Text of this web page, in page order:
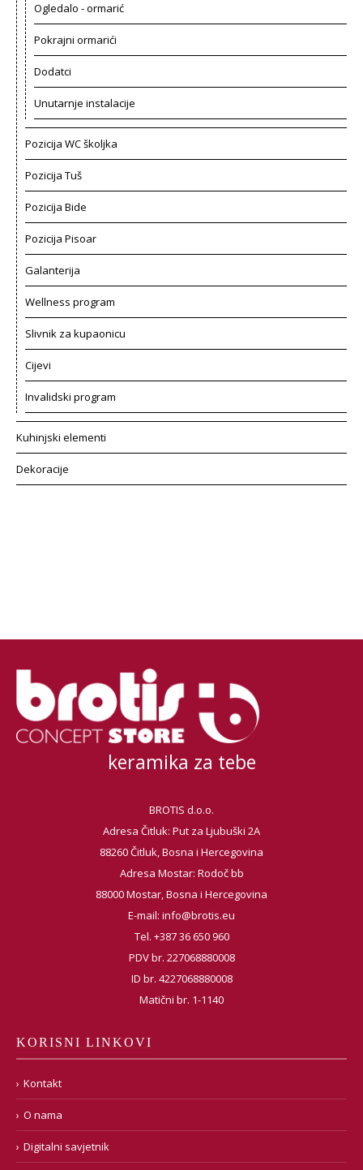
Ogledalo - ormarić
Pokrajni ormarići
Dodatci
Unutarnje instalacije
Pozicija WC školjka
Pozicija Tuš
Pozicija Bide
Pozicija Pisoar
Galanterija
Wellness program
Slivnik za kupaonicu
Cijevi
Invalidski program
Kuhinjski elementi
Dekoracije
keramika za tebe
BROTIS d.o.o.
Adresa Čitluk: Put za Ljubuški 2A
88260 Čitluk, Bosna i Hercegovina
Adresa Mostar: Rodoč bb
88000 Mostar, Bosna i Hercegovina
E-mail: info@brotis.eu
Tel. +387 36 650 960
PDV br. 227068880008
ID br. 4227068880008
Matični br. 1-1140
KORISNI LINKOVI
Kontakt
O nama
Digitalni savjetnik